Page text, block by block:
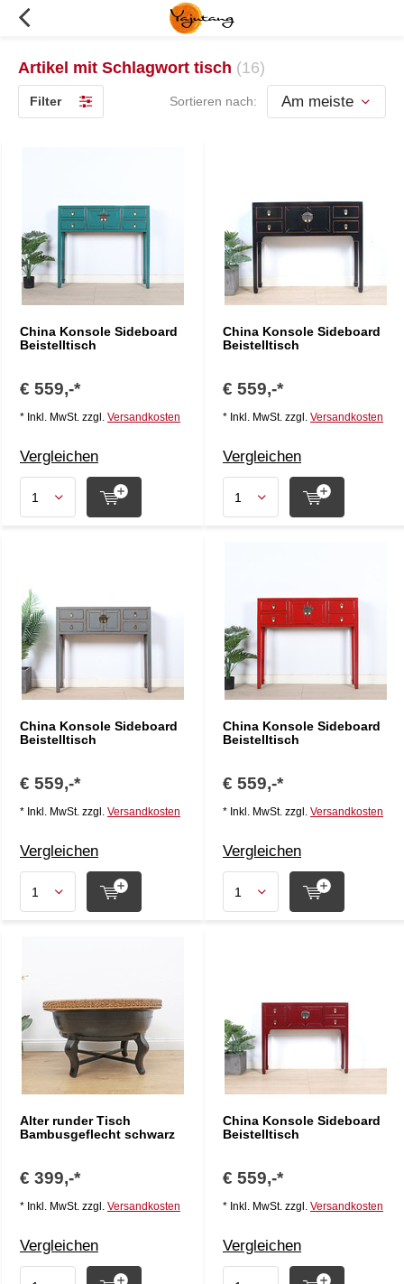
Artikel mit Schlagwort tisch (16)
Filter Sortieren nach:
China Konsole Sideboard
Beistelltisch
€ 559,-*
* Inkl. MwSt. zzgl. Versandkosten
Vergleichen
China Konsole Sideboard
Beistelltisch
€ 559,-*
* Inkl. MwSt. zzgl. Versandkosten
Vergleichen
China Konsole Sideboard
Beistelltisch
€ 559,-*
* Inkl. MwSt. zzgl. Versandkosten
Vergleichen
China Konsole Sideboard
Beistelltisch
€ 559,-*
* Inkl. MwSt. zzgl. Versandkosten
Vergleichen
Alter runder Tisch
Bambusgeflecht schwarz
€ 399,-*
* Inkl. MwSt. zzgl. Versandkosten
Vergleichen
China Konsole Sideboard
Beistelltisch
€ 559,-*
* Inkl. MwSt. zzgl. Versandkosten
Vergleichen